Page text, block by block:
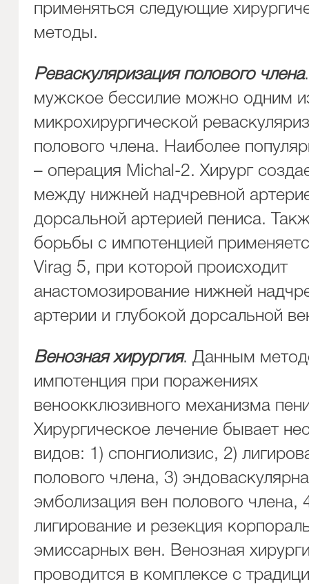
применяться следующие
методы.
Реваскуляризация полового члена
мужское бессилие можно одним
микрохирургической
полового члена. Наиболее
– операция Michal-2. Хирург
между нижней надчревной
дорсальной артерией пениса.
борьбы с импотенцией
Virag 5, при которой происходит
анастомозирование нижней
артерии и глубокой дорсальной
Венозная хирургия. Данным
импотенция при поражениях
веноокклюзивного механизма
Хирургическое лечение бывает
видов: 1) спонгиолизис, 2)
полового члена, 3)
эмболизация вен полового члена,
лигирование и резекция
эмиссарных вен. Венозная
проводится в комплексе с